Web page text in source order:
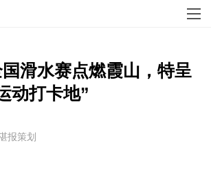
滑水赛点燃霞山，特呈
动打卡地”
报策划